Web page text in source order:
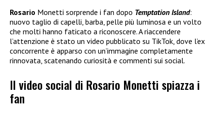
Rosario Monetti sorprende i fan dopo Temptation Island:
nuovo taglio di capelli, barba, pelle più luminosa e un volto
che molti hanno faticato a riconoscere. A riaccendere
l’attenzione è stato un video pubblicato su TikTok, dove l’ex
concorrente è apparso con un’immagine completamente
rinnovata, scatenando curiosità e commenti sui social.
Il video social di Rosario Monetti spiazza i
fan